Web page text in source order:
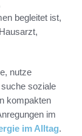
begleitet ist,
nutze
soziale
kompakten
im
im Alltag.